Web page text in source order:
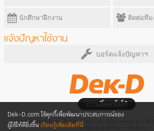
Dek-D.com ใช้คุกกี้เพื่อพัฒนาประสบการณ์ของ
ผู้ใช้ให้ดียิ่งขึ้น เรียนรู้เพิ่มเติมที่นี่
นักศึกษาฝึกงาน ติดต่อทีม
แจ้งปัญหาใช้งาน
บอร์ดแจ้งปัญหาฯ
ดาวน์โหลดโลโก้
www.Dek-D.com © 1999 - 2026 ; All rights reserved by Dek-
ระเบียบข้อบังคับในการใช้บริการ